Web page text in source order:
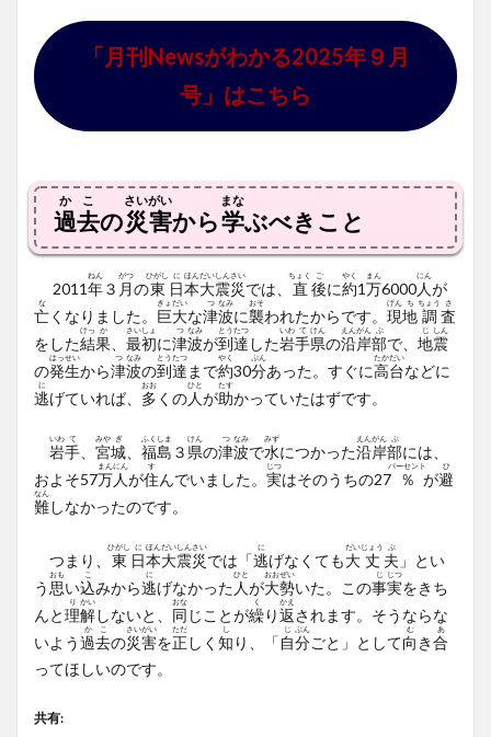
「月刊Newsがわかる2025年９月
号」はこちら
過去
かこ
の災害
さいがい
から学
まな
ぶべきこと
2011年
ねん
３ 月
がつ
の東
ひがし
日
に
本
ほん
大
だい
震
しん
災
さい
では、 直
ちょく
後
ご
に約
やく
1万
まん
6000人
にん
が
亡
な
くなりました。 巨
きょ
大
だい
な津
つ
波
なみ
に襲
おそ
われたからです。 現
げん
地
ち
調
ちょう
査
さ
をした結
けっ
果
か
最
さい
初
しょ
に津
つ
波
なみ
が到
とう
達
たつ
した岩
いわ
手
て
県
けん
の沿
えん
岸
がん
部
ぶ
で、 地
じ
震
しん
の発
はっ
生
せい
から津
つ
波
なみ
の到
とう
達
たつ
まで約
やく
30分
ぷん
あった。すぐに高
たか
台
だい
などに
逃
に
げていれば、 多
おお
くの人
ひと
が助
たす
かっていたはずです。
岩
いわ
手
て
宮
みや
城
ぎ
福
ふく
島
しま
３ 県
けん
の津
つ
波
なみ
で水
みず
につかった沿
えん
岸
がん
部
ぶ
には、
およそ57万
まん
人
にん
が住
す
んでいました。 実
じつ
はそのうちの27 ％
パーセント
が避
ひ
難
なん
しなかったのです。
つまり、 東
ひがし
日
に
本
ほん
大
だい
震
しん
災
さい
では「逃
に
げなくても大
だい
丈
じょう
夫
ぶ
」とい
う 思
おも
い込
こ
みから逃
に
げなかった 人
ひと
が大
おお
勢
ぜい
いた。この事
じ
実
じつ
をきち
んと理
り
解
かい
しないと、 同
おな
じことが繰
く
り返
かえ
されます。そうならな
いよう過
か
去
こ
の災
さい
害
がい
を正
ただ
しく 知
し
り、「自
じ
分
ぶん
ごと」として向
む
き合
あ
ってほしいのです。
共有: